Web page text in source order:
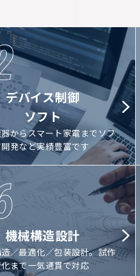
デバイス制御
ソフト
からスマート家電までソフ
発など実績豊富です
機械構造設計
／最適化／包装設計。試作
まで一気通貫で対応